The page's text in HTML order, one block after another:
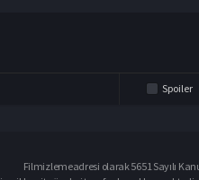
Spoiler
Filmizlemeadresi olarak 5651 Sayılı